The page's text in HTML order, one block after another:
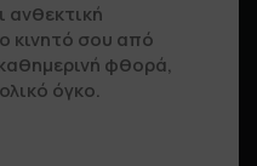
κινητό σου από
φθορά,
όγκο.